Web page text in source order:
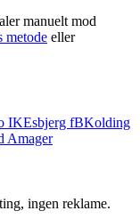
manuelt mod
metode eller
IKEsbjerg fBKolding
Amager
ingen reklame.